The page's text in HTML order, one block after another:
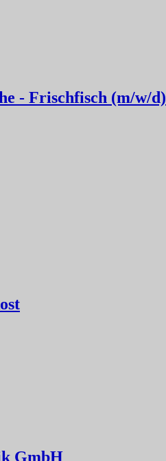
- Frischfisch (m/w/d)
GmbH